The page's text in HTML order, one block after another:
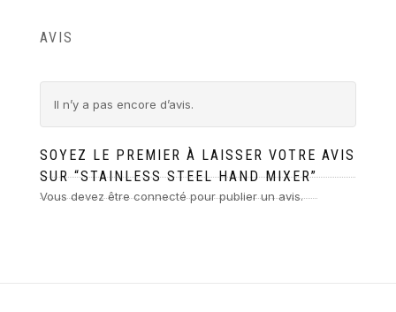
AVIS
Il n’y a pas encore d’avis.
SOYEZ LE PREMIER À LAISSER VOTRE AVIS
SUR “STAINLESS STEEL HAND MIXER”
Vous devez êtreconnectépour publier un avis.